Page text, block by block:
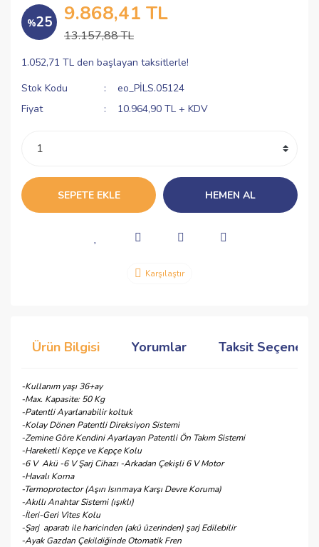
%25 9.868,41 TL
13.157,88 TL
1.052,71 TL den başlayan taksitlerle!
Stok Kodu
eo_PİLS.05124
Fiyat
10.964,90 TL + KDV
SEPETE EKLE HEMEN AL
Karşılaştır
Ürün Bilgisi Yorumlar Taksit
-Kullanım yaşı 36+ay
-Max. Kapasite: 50 Kg
-Patentli Ayarlanabilir koltuk
-Kolay Dönen Patentli Direksiyon Sistemi
-Zemine Göre Kendini Ayarlayan Patentli Ön Takım Sistemi
-Hareketli Kepçe ve Kepçe Kolu
-6 V Akü -6 V Şarj Cihazı -Arkadan Çekişli 6 V Motor
-Havalı Korna
-Termoprotector (Aşırı Isınmaya Karşı Devre Koruma)
-Akıllı Anahtar Sistemi (ışıklı)
-İleri-Geri Vites Kolu
-Şarj aparatı ile haricinden (akü üzerinden) şarj Edilebilir
-Ayak Gazdan Çekildiğinde Otomatik Fren